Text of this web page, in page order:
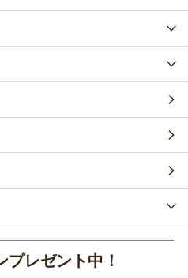
プレゼント中！